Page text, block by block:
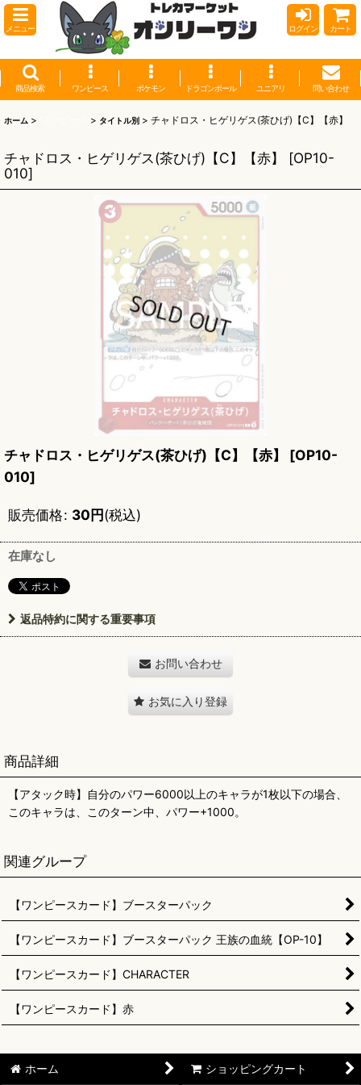
メニュー ログイン カート
商品検索 ワンピース ポケモン ドラゴンボール ユニアリ 問い合わせ
ホーム > > タイトル別 > チャドロス・ヒゲリゲス(茶ひげ)【C】【赤】
チャドロス・ヒゲリゲス(茶ひげ)【C】【赤】 [OP10-
010]
チャドロス・ヒゲリゲス(茶ひげ)【C】【赤】 [OP10-
010]
販売価格: 30円(税込)
在庫なし
返品特約に関する重要事項
お問い合わせ
お気に入り登録
商品詳細
【アタック時】自分のパワー6000以上のキャラが1枚以下の場合、
このキャラは、このターン中、パワー+1000。
関連グループ
【ワンピースカード】ブースターパック
【ワンピースカード】ブースターパック 王族の血統【OP-10】
【ワンピースカード】CHARACTER
【ワンピースカード】赤
ホーム ショッピングカート